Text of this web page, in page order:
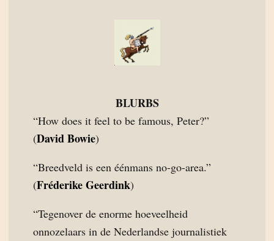
BLURBS
“How does it feel to be famous, Peter?”
(David Bowie)
“Breedveld is een éénmans no-go-area.”
(Fréderike Geerdink)
“Tegenover de enorme hoeveelheid
onnozelaars in de Nederlandse journalistiek